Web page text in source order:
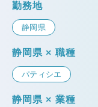
勤務地
静岡県
静岡県 × 職種
パティシエ
静岡県 × 業種